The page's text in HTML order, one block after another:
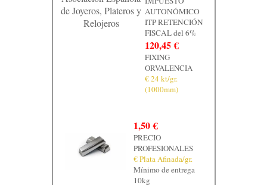
de Joyeros, Plateros y
Relojeros
AUTONÓMICO
ITP RETENCIÓN
FISCAL del 6%
120,45 €
FIXING
ORVALENCIA
€ 24 kt/gr.
(1000mm)
1,50 €
PRECIO
PROFESIONALES
€ Plata Afinada/gr.
Mínimo de entrega
10kg